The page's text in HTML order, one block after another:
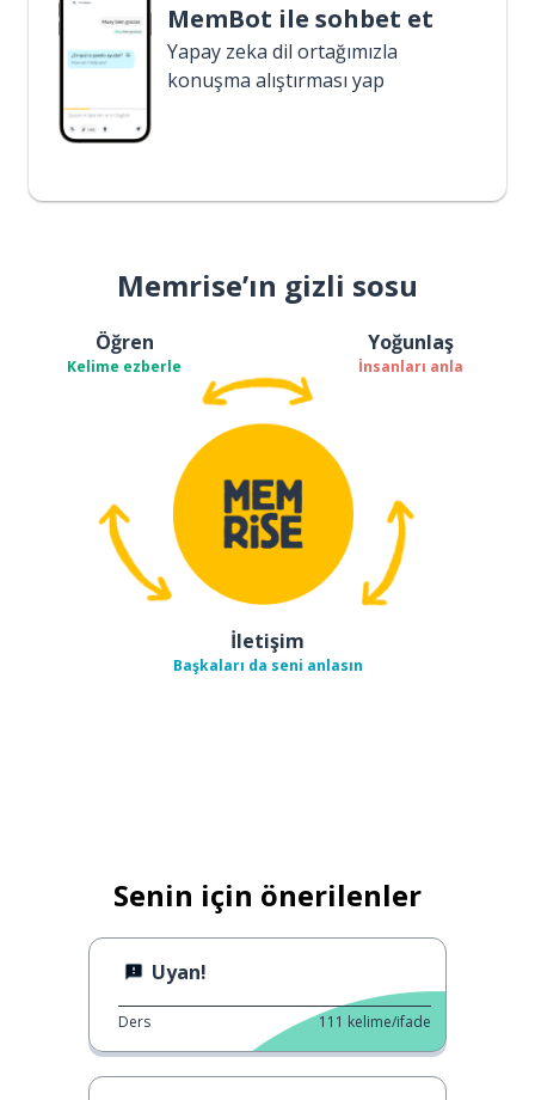
MemBot ile sohbet et
Yapay zeka dil ortağımızla
konuşma alıştırması yap
Memrise’ın gizli sosu
Öğren
Kelime ezberle
Yoğunlaş
İnsanları anla
İletişim
Başkaları da seni anlasın
Senin için önerilenler
Uyan!
Ders 111 kelime/ifade